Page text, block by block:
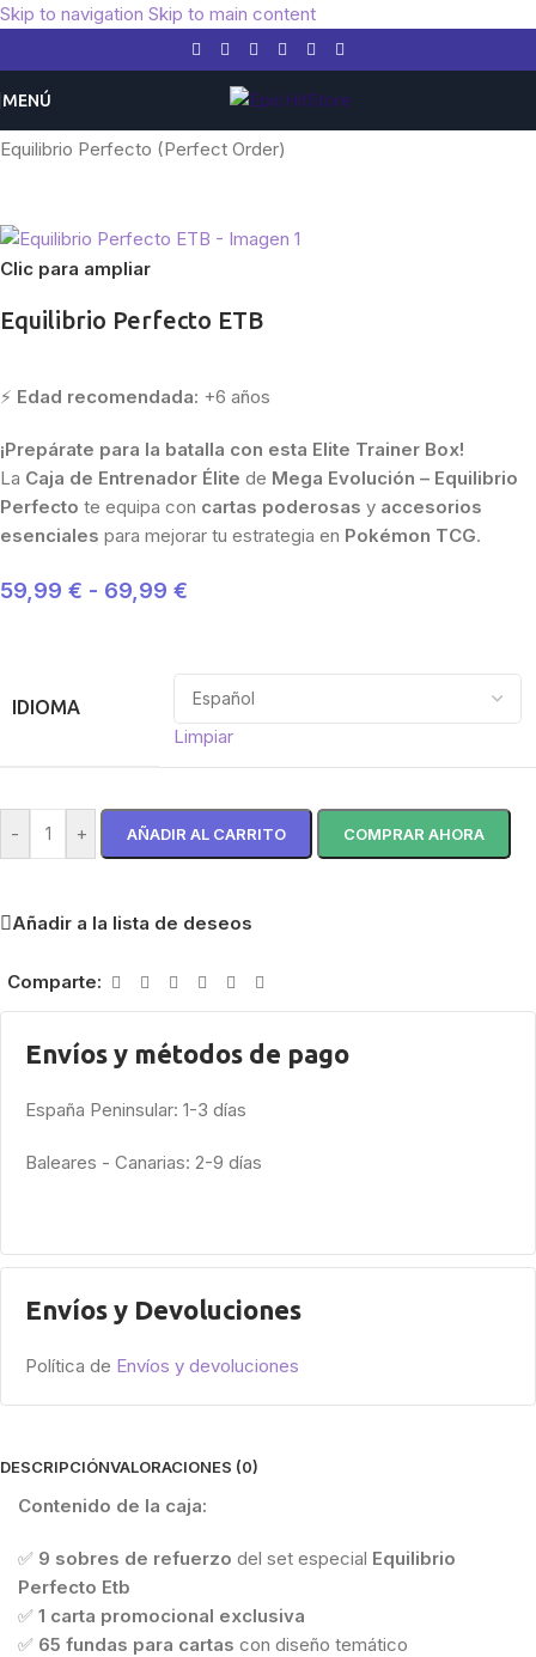
Skip to navigation Skip to main content
MENÚ
Equilibrio Perfecto (Perfect Order)
Clic para ampliar
Equilibrio Perfecto ETB
⚡ Edad recomendada: +6 años
¡Prepárate para la batalla con esta Elite Trainer Box!
La Caja de Entrenador Élite de Mega Evolución – Equilibrio
Perfecto te equipa con cartas poderosas y accesorios
esenciales para mejorar tu estrategia en Pokémon TCG.
59,99 € - 69,99 €
IDIOMA
Limpiar
- + AÑADIR AL CARRITO COMPRAR AHORA
Añadir a la lista de deseos
Comparte:
Envíos y métodos de pago
España Peninsular: 1-3 días
Baleares - Canarias: 2-9 días
Envíos y Devoluciones
Política de Envíos y devoluciones
DESCRIPCIÓNVALORACIONES (0)
Contenido de la caja:
✅ 9 sobres de refuerzo del set especial Equilibrio
Perfecto Etb
✅ 1 carta promocional exclusiva
✅ 65 fundas para cartas con diseño temático